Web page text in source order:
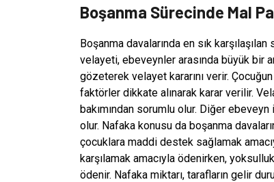
Boşanma Sürecinde Mal
Boşanma davalarında en sık
velayeti, ebeveynler arasında büyük bir
gözeterek velayet kararını verir.
faktörler dikkate alınarak karar verilir.
bakımından sorumlu olur. Diğer
olur. Nafaka konusu da boşanma
çocuklara maddi destek sağlamak
karşılamak amacıyla ödenirken,
ödenir. Nafaka miktarı, tarafların gelir